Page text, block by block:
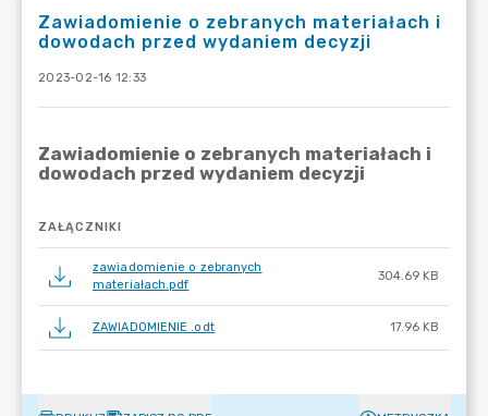
Zawiadomienie o zebranych materiałach i
dowodach przed wydaniem decyzji
2023-02-16 12:33
ZAŁĄCZNIKI
zawiadomienie o zebranych
materiałach.pdf
304.69 KB
ZAWIADOMIENIE .odt 17.96 KB